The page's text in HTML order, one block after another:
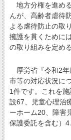
地方分権を進め
んが、高齢者虐待
よる虐待防止の取
擁護を貫くために
の取り組みを定め
厚労省『令和2年
市等の対応状況に
1件です。これを
設67、児童心理治
ーホーム20、障害
保護委託を含む）4